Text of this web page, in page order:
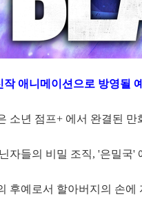
작 애니메이션으로 방영될
소년 점프+ 에서 완결된
자들의 비밀 조직, '은밀국'
후예로서 할아버지의 손에